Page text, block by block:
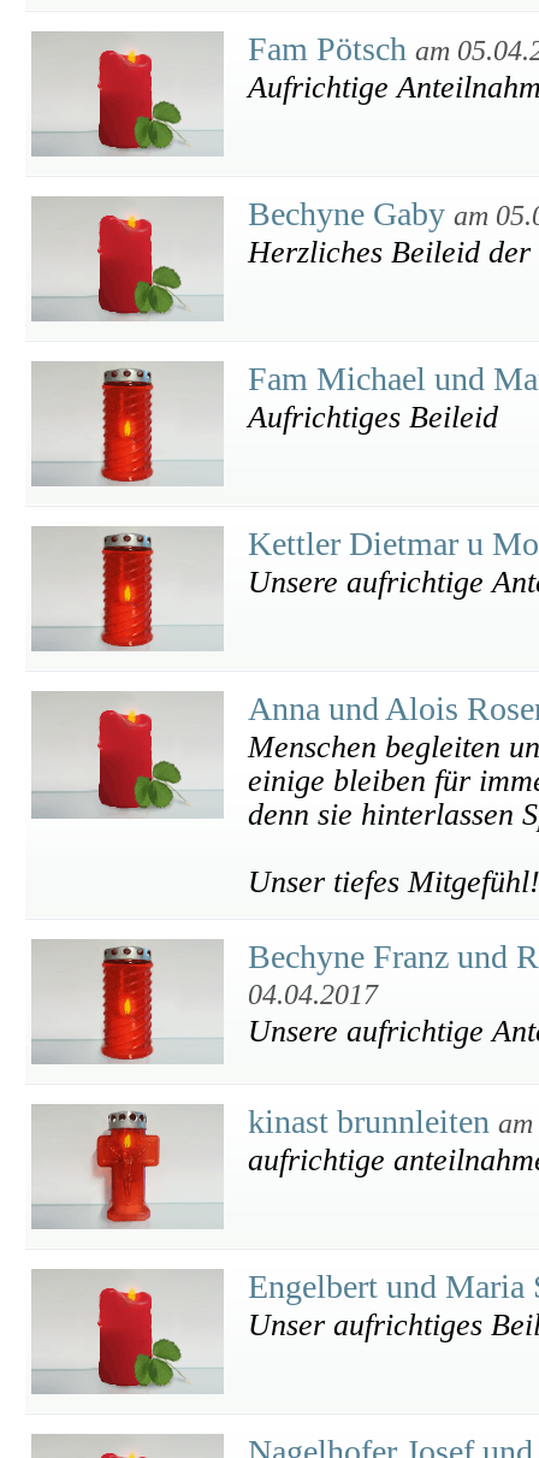
Fam Pötsch am
Aufrichtige
Bechyne Gaby am
Herzliches Beileid
Fam Michael und
Aufrichtiges Beileid
Kettler Dietmar u
Unsere aufrichtige
Anna und Alois
Menschen begleiten
einige bleiben für
denn sie hinterlassen
Unser tiefes Mitgefühl!
Bechyne Franz und
04.04.2017
Unsere aufrichtige
kinast brunnleiten
aufrichtige
Engelbert und
Unser aufrichtiges